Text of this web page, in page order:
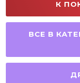
К
ВСЕ В